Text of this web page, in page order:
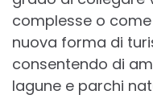
complesse o
nuova forma di
consentendo di
lagune e parchi